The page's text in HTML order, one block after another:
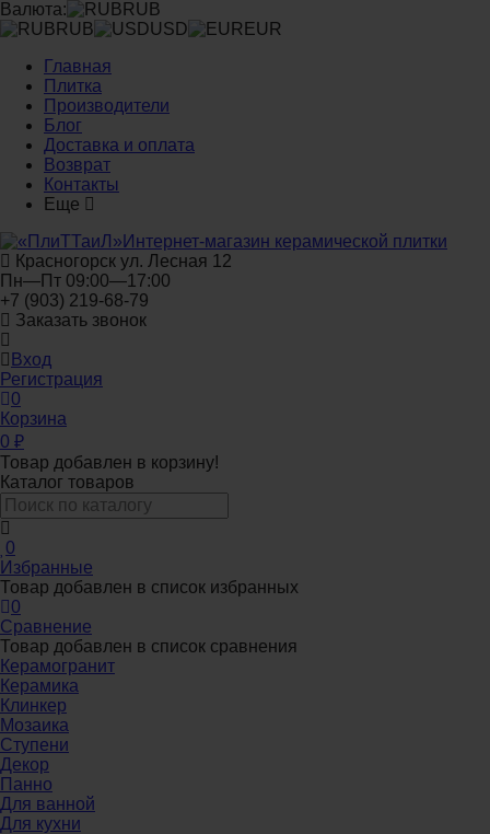
Валюта:
RUB
RUB
USD
EUR
Главная
Плитка
Производители
Блог
Доставка и оплата
Возврат
Контакты
Еще
Интернет-магазин керамической плитки
Красногорск ул. Лесная 12
Пн—Пт 09:00—17:00
+7 (903) 219-68-79
Заказать звонок
Вход
Регистрация
0
Корзина
0 ₽
Товар добавлен в корзину!
Каталог товаров
0
Избранные
Товар добавлен в список избранных
0
Сравнение
Товар добавлен в список сравнения
Керамогранит
Керамика
Клинкер
Мозаика
Ступени
Декор
Панно
Для ванной
Для кухни